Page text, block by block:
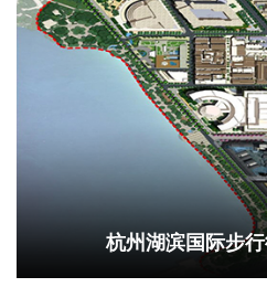
杭州湖滨国际步